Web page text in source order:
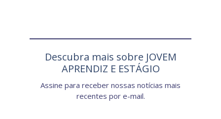
Descubra mais sobre JOVEM
APRENDIZ E ESTÁGIO
Assine para receber nossas notícias mais
recentes por e-mail.